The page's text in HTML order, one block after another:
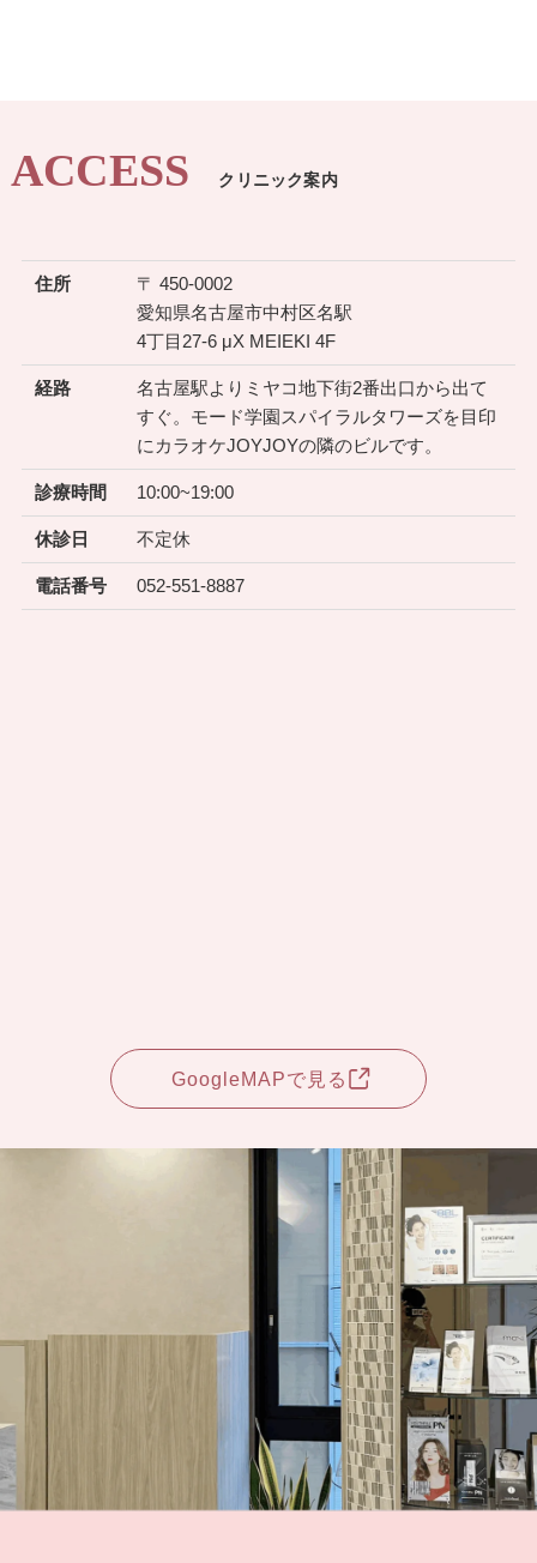
ACCESS クリニック案内
住所
〒 450-0002
愛知県名古屋市中村区名駅
4丁目27-6 μX MEIEKI 4F
経路
名古屋駅よりミヤコ地下街2番出口から出て
すぐ。モード学園スパイラルタワーズを目印
にカラオケJOYJOYの隣のビルです。
診療時間 10:00~19:00
休診日 不定休
電話番号 052-551-8887
GoogleMAPで見る